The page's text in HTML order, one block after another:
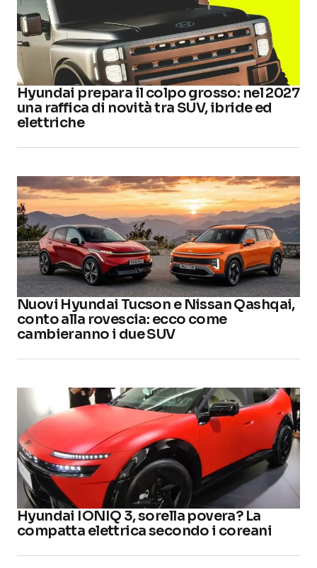
Hyundai prepara il colpo grosso: nel 2027
una raffica di novità tra SUV, ibride ed
elettriche
Nuovi Hyundai Tucson e Nissan Qashqai,
conto alla rovescia: ecco come
cambieranno i due SUV
Hyundai IONIQ 3, sorella povera? La
compatta elettrica secondo i coreani